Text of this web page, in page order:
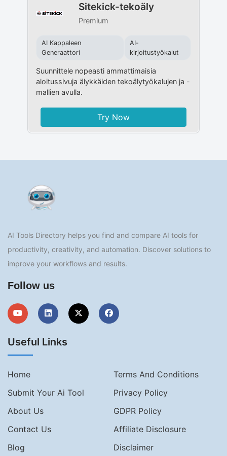
Sitekick-tekoäly
Premium
AI Kappaleen
Generaattori
AI-
kirjoitustyökalut
Suunnittele nopeasti ammattimaisia ​​
aloitussivuja älykkäiden tekoälytyökalujen ja -
mallien avulla.
Try Now
AI Tools Directory helps you find and compare AI tools for
productivity, creativity, and automation. Discover solutions to
improve your workflows and results.
Follow us
Useful Links
Home
Terms And Conditions
Submit Your Ai Tool
Privacy Policy
About Us
GDPR Policy
Contact Us
Affiliate Disclosure
Blog
Disclaimer